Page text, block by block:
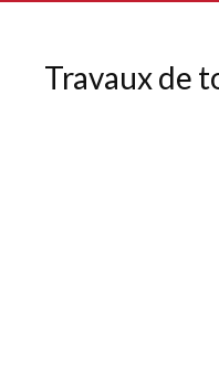
Travaux de